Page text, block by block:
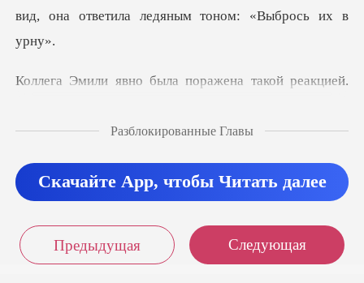
Скачать приложение
акой реакцией.
Разблокированные Главы
Скачайте App, чтобы Читать далее
Предыдущая Следующая